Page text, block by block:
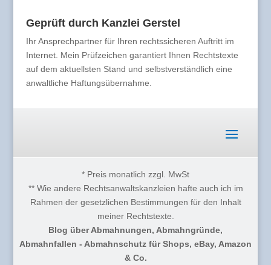
Geprüft durch Kanzlei Gerstel
Ihr Ansprechpartner für Ihren rechtssicheren Auftritt im
Internet. Mein Prüfzeichen garantiert Ihnen Rechtstexte
auf dem aktuellsten Stand und selbstverständlich eine
anwaltliche Haftungsübernahme.
* Preis monatlich zzgl. MwSt
** Wie andere Rechtsanwaltskanzleien hafte auch ich im
Rahmen der gesetzlichen Bestimmungen für den Inhalt
meiner Rechtstexte.
Blog über Abmahnungen, Abmahngründe,
Abmahnfallen - Abmahnschutz für Shops, eBay, Amazon
& Co.